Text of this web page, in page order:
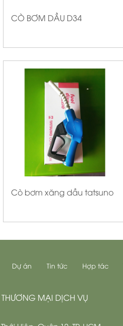
CÒ BƠM DẦU D34
Cò bơm xăng dầu tatsuno
Dự án Tin tức Hợp tác
MẠI DỊCH VỤ